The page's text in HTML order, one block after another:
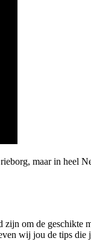
maar in
om de
wij jou de tips